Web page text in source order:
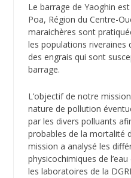
Le barrage de Yaoghin
Poa, Région du Centre-
maraichères sont
les populations riveraines
des engrais qui sont
barrage.
L’objectif de notre
nature de pollution
par les divers polluants
probables de la mortalité
mission a analysé les
physicochimiques de
les laboratoires de la